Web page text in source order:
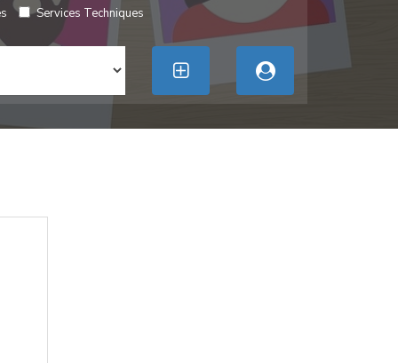
Services Techniques